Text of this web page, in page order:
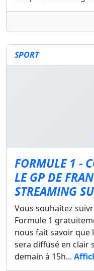
SPORT
FORMULE 1 -
LE GP DE
STREAMING
Vous souhaitez
Formule 1
nous fait savoir que
sera diffusé en clair
demain à 15h...